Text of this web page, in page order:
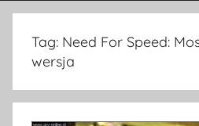
Tag: Need For Speed:
wersja